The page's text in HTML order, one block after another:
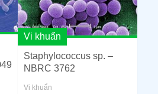
Vi khuẩn
Staphylococcus sp. –
NBRC 3762
Vi khuẩn